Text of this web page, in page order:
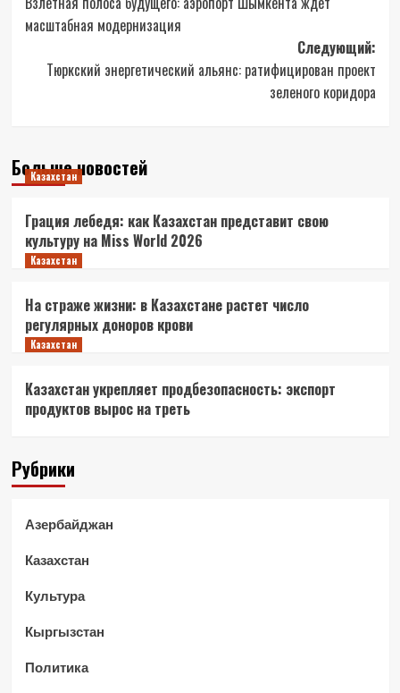
записи
масштабная модернизация
Следующий:
Тюркский энергетический альянс: ратифицирован проект
зеленого коридора
Больше новостей
Казахстан
Грация лебедя: как Казахстан представит свою
культуру на Miss World 2026
Казахстан
На страже жизни: в Казахстане растет число
регулярных доноров крови
Казахстан
Казахстан укрепляет продбезопасность: экспорт
продуктов вырос на треть
Рубрики
Азербайджан
Казахстан
Культура
Кыргызстан
Политика